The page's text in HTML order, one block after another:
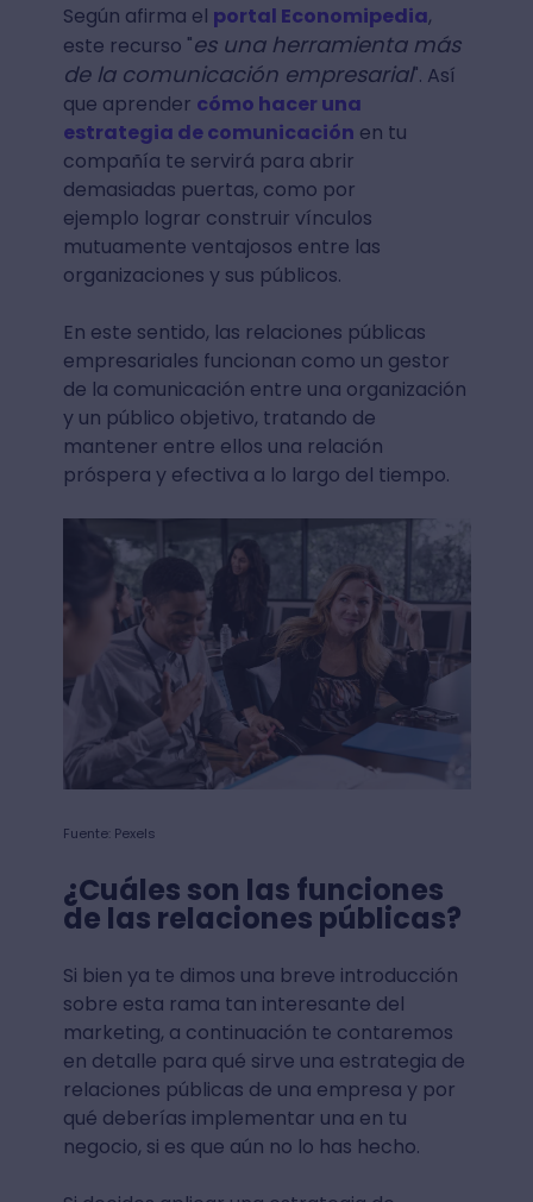
Según afirma el portal Economipedia,
este recurso "es una herramienta más
de la comunicación empresarial". Así
que aprender cómo hacer una
estrategia de comunicación en tu
compañía te servirá para abrir
demasiadas puertas, como por
ejemplo lograr construir vínculos
mutuamente ventajosos entre las
organizaciones y sus públicos.
En este sentido, las relaciones públicas
empresariales funcionan como un gestor
de la comunicación entre una organización
y un público objetivo, tratando de
mantener entre ellos una relación
próspera y efectiva a lo largo del tiempo.
Fuente: Pexels
¿Cuáles son las funciones
de las relaciones públicas?
Si bien ya te dimos una breve introducción
sobre esta rama tan interesante del
marketing, a continuación te contaremos
en detalle para qué sirve una estrategia de
relaciones públicas de una empresa y por
qué deberías implementar una en tu
negocio, si es que aún no lo has hecho.